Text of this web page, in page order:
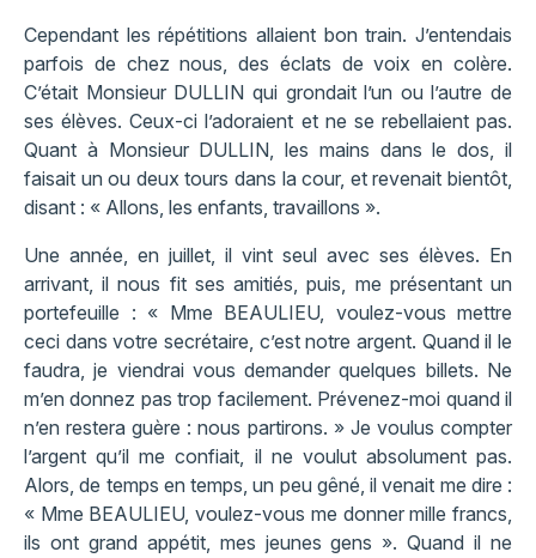
Cependant les répétitions allaient bon train. J’entendais
parfois de chez nous, des éclats de voix en colère.
C’était Monsieur DULLIN qui grondait l’un ou l’autre de
ses élèves. Ceux-ci l’adoraient et ne se rebellaient pas.
Quant à Monsieur DULLIN, les mains dans le dos, il
faisait un ou deux tours dans la cour, et revenait bientôt,
disant : « Allons, les enfants, travaillons ».
Une année, en juillet, il vint seul avec ses élèves. En
arrivant, il nous fit ses amitiés, puis, me présentant un
portefeuille : « Mme BEAULIEU, voulez-vous mettre
ceci dans votre secrétaire, c’est notre argent. Quand il le
faudra, je viendrai vous demander quelques billets. Ne
m’en donnez pas trop facilement. Prévenez-moi quand il
n’en restera guère : nous partirons. » Je voulus compter
l’argent qu’il me confiait, il ne voulut absolument pas.
Alors, de temps en temps, un peu gêné, il venait me dire :
« Mme BEAULIEU, voulez-vous me donner mille francs,
ils ont grand appétit, mes jeunes gens ». Quand il ne